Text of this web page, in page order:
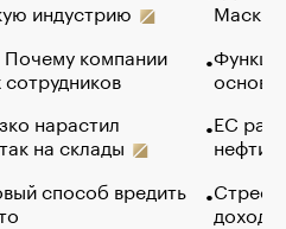
индустрию
компании
нарастил
на склады
способ вредить
Маск в
основ
ЕС
нефти